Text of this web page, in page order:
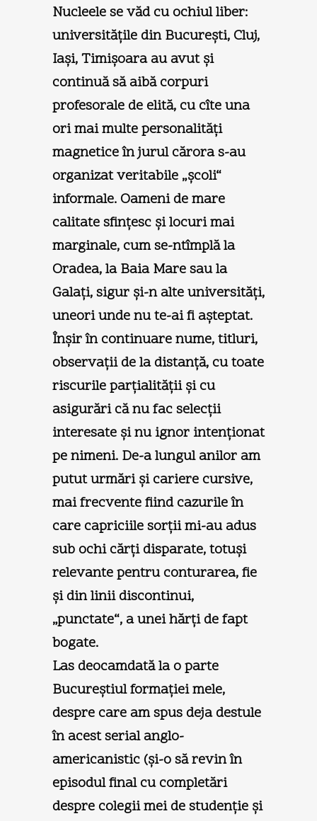
Nucleele se văd cu ochiul liber:
universităţile din Bucureşti, Cluj,
Iaşi, Timişoara au avut şi
continuă să aibă corpuri
profesorale de elită, cu cîte una
ori mai multe personalităţi
magnetice în jurul cărora s-au
organizat veritabile „şcoli“
informale. Oameni de mare
calitate sfinţesc şi locuri mai
marginale, cum se-ntîmplă la
Oradea, la Baia Mare sau la
Galaţi, sigur şi-n alte universităţi,
uneori unde nu te-ai fi aşteptat.
Înşir în continuare nume, titluri,
observaţii de la distanţă, cu toate
riscurile parţialităţii şi cu
asigurări că nu fac selecţii
interesate şi nu ignor intenţionat
pe nimeni. De-a lungul anilor am
putut urmări şi cariere cursive,
mai frecvente fiind cazurile în
care capriciile sorţii mi-au adus
sub ochi cărţi disparate, totuşi
relevante pentru conturarea, fie
şi din linii discontinui,
„punctate“, a unei hărţi de fapt
bogate.
Las deocamdată la o parte
Bucureştiul formaţiei mele,
despre care am spus deja destule
în acest serial anglo-
americanistic (şi-o să revin în
episodul final cu completări
despre colegii mei de studenţie şi